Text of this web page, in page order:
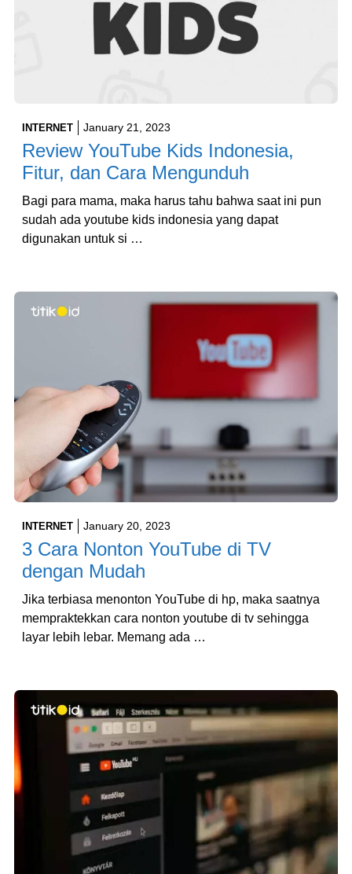
INTERNET January 21, 2023
Review YouTube Kids Indonesia,
Fitur, dan Cara Mengunduh
Bagi para mama, maka harus tahu bahwa saat ini pun
sudah ada youtube kids indonesia yang dapat
digunakan untuk si …
INTERNET January 20, 2023
3 Cara Nonton YouTube di TV
dengan Mudah
Jika terbiasa menonton YouTube di hp, maka saatnya
mempraktekkan cara nonton youtube di tv sehingga
layar lebih lebar. Memang ada …